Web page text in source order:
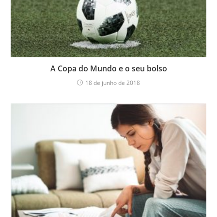
A Copa do Mundo e o seu bolso
18 de junho de 2018